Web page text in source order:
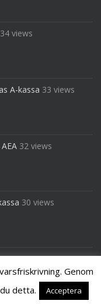
34 views
A-kassa 33 views
32 views
30 views
Genom
detta.
Acceptera